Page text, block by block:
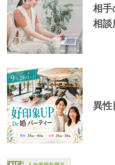
相手
相談
異性